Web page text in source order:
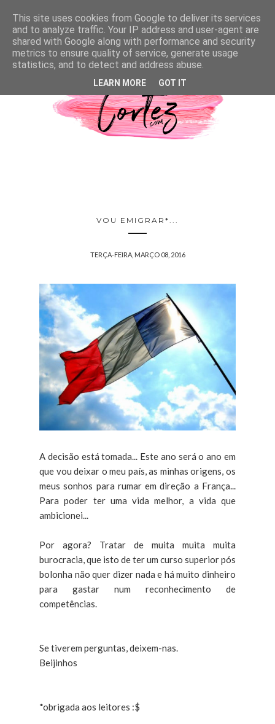
VOU EMIGRAR*...
TERÇA-FEIRA, MARÇO 08, 2016
A decisão está tomada... Este ano será o ano em
que vou deixar o meu país, as minhas origens, os
meus sonhos para rumar em direção a França...
Para poder ter uma vida melhor, a vida que
ambicionei...
Por agora? Tratar de muita muita muita
burocracia, que isto de ter um curso superior pós
bolonha não quer dizer nada e há muito dinheiro
para gastar num reconhecimento de
competências.
Se tiverem perguntas, deixem-nas.
Beijinhos
*obrigada aos leitores :$
This site uses cookies from Google to deliver its services
and to analyze traffic. Your IP address and user-agent are
shared with Google along with performance and security
metrics to ensure quality of service, generate usage
statistics, and to detect and address abuse.
LEARN MORE GOT IT